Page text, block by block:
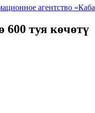
туя көчөтү